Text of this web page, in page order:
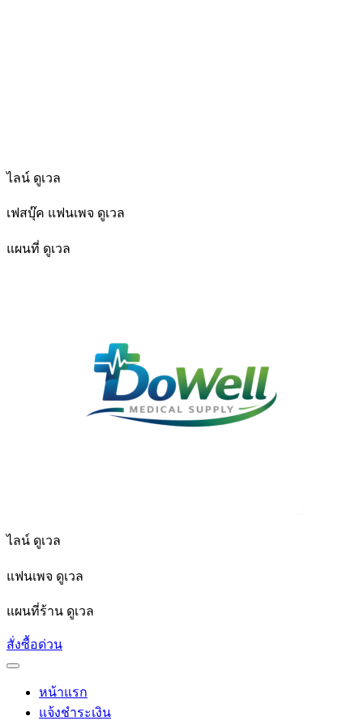
ไลน์ ดูเวล
เฟสบุ๊ค แฟนเพจ ดูเวล
แผนที่ ดูเวล
ไลน์ ดูเวล
แฟนเพจ ดูเวล
แผนที่ร้าน ดูเวล
สั่งซื้อด่วน
หน้าแรก
แจ้งชำระเงิน